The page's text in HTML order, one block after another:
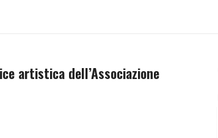
artistica dell’Associazione